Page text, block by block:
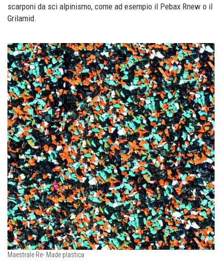
scarponi da sci alpinismo, come ad esempio il Pebax Rnew o il
Grilamid.
Maestrale Re- Made plastica